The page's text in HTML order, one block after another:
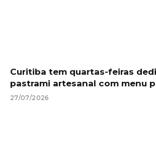
Curitiba tem quartas-feiras
pastrami artesanal com menu
27/07/2026